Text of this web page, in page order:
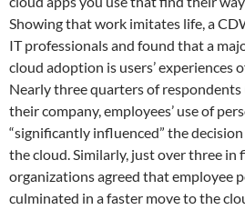
Showing that work imitates life, a
IT professionals and found that a
cloud adoption is users’ experiences
Nearly three quarters of respondents
their company, employees’ use of
“significantly influenced” the
the cloud. Similarly, just over three in
organizations agreed that employee
culminated in a faster move to the